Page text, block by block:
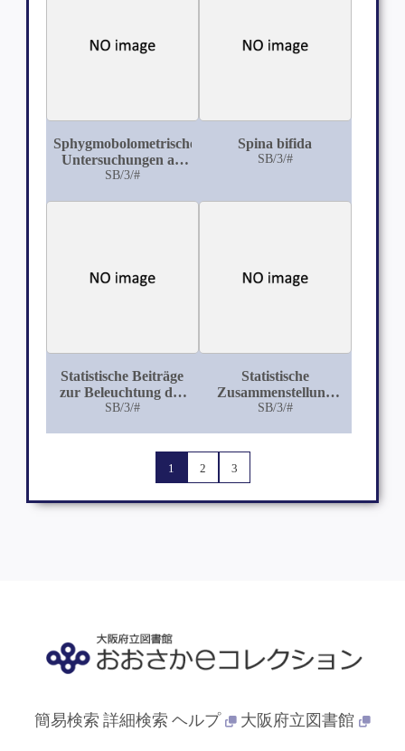
Sphygmobolometrische
Untersuchungen an
Gesunden und
SB/3/#
Spina bifida
SB/3/#
Statistische Beiträge
zur Beleuchtung der
Hereditätsverhältnisse
SB/3/#
Statistische
Zusammenstellung
der in den Jahren
Vergiftungsfälle
SB/3/#
1 2 3
簡易検索 詳細検索 ヘルプ 大阪府立図書館